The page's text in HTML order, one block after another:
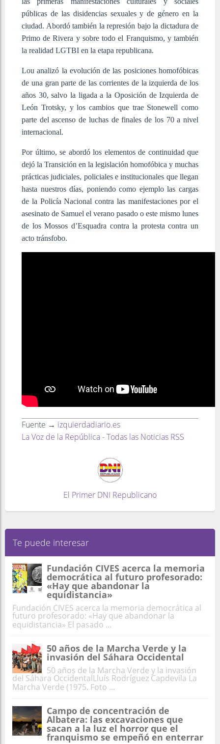
públicas de las disidencias sexuales y de género en la
ciudad. Abordó también la represión bajo la dictadura de
Primo de Rivera y sobre todo el Franquismo, y también
la realidad LGTBI en la etapa republicana.
Lou analizó la evolución de las posiciones homofóbicas
de una gran parte de las corrientes de la izquierda de los
años 30, salvo la ligada a la Oposición de Izquierda de
León Trotsky, y los cambios que trae Stonewell como
parte del ascenso de luchas de finales de los 70 a nivel
internacional.
Por último, se abordó los elementos de continuidad que
dejó la Transición en la legislación homofóbica y muchas
prácticas judiciales, policiales e institucionales que llegan
hasta nuestros días, poniendo como ejemplo las cargas
de la Policía Nacional contra las manifestaciones por el
asesinato de Samuel el verano pasado o este mismo lunes
de los Mossos d’Esquadra contra la protesta contra un
acto tránsfobo.
Fuente → izquierdadiario.es
La Voz de la República - Todas las Noticias RSS
El Primer DNI Republicano
Te puede interesar
Fundación CIVES acerca la memoria
democrática al futuro profesorado:
«Hay que abandonar la
equidistancia»
Fundación CIVES acerca la memoria democrática al
futuro profesorado: «Hay que abandonar la
equidistancia» El pasado ...
50 años de la Marcha Verde y la
invasión del Sáhara Occidental
50 años de la Marcha Verde y la invasión
del Sáhara OccidentalLluís Rodríguez Capdevila La
Marcha Verde (1975. Foto ...
Campo de concentración de
Albatera: las excavaciones que
sacan a la luz el horror que el
franquismo se empeñó en enterrar